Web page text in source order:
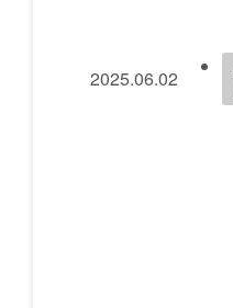
2025.06.02